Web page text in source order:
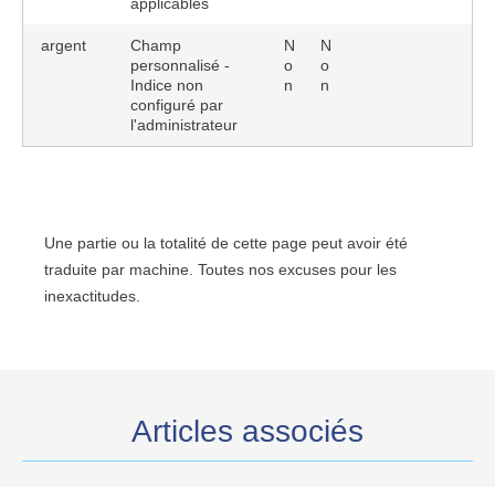
argent
Champ
personnalisé -
Indice non
configuré par
l'administrateur
N
o
n
N
o
n
Une partie ou la totalité de cette page peut avoir été
traduite par machine. Toutes nos excuses pour les
inexactitudes.
Articles associés